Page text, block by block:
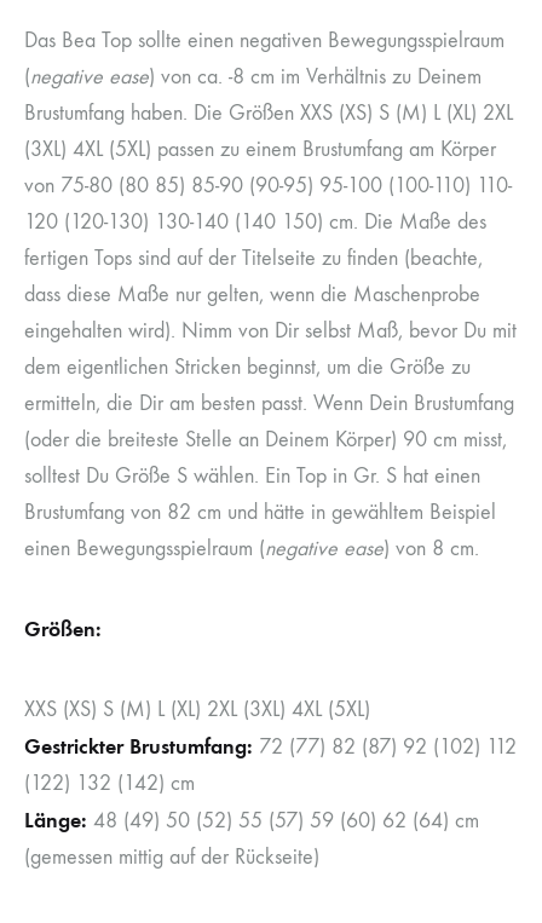
Das Bea Top sollte einen negativen Bewegungsspielraum
(negative ease) von ca. -8 cm im Verhältnis zu Deinem
Brustumfang haben. Die Größen XXS (XS) S (M) L (XL) 2XL
(3XL) 4XL (5XL) passen zu einem Brustumfang am Körper
von 75-80 (80 85) 85-90 (90-95) 95-100 (100-110) 110-
120 (120-130) 130-140 (140 150) cm. Die Maße des
fertigen Tops sind auf der Titelseite zu finden (beachte,
dass diese Maße nur gelten, wenn die Maschenprobe
eingehalten wird). Nimm von Dir selbst Maß, bevor Du mit
dem eigentlichen Stricken beginnst, um die Größe zu
ermitteln, die Dir am besten passt. Wenn Dein Brustumfang
(oder die breiteste Stelle an Deinem Körper) 90 cm misst,
solltest Du Größe S wählen. Ein Top in Gr. S hat einen
Brustumfang von 82 cm und hätte in gewähltem Beispiel
einen Bewegungsspielraum (negative ease) von 8 cm.
Größen:
XXS (XS) S (M) L (XL) 2XL (3XL) 4XL (5XL)
Gestrickter Brustumfang: 72 (77) 82 (87) 92 (102) 112
(122) 132 (142) cm
Länge: 48 (49) 50 (52) 55 (57) 59 (60) 62 (64) cm
(gemessen mittig auf der Rückseite)